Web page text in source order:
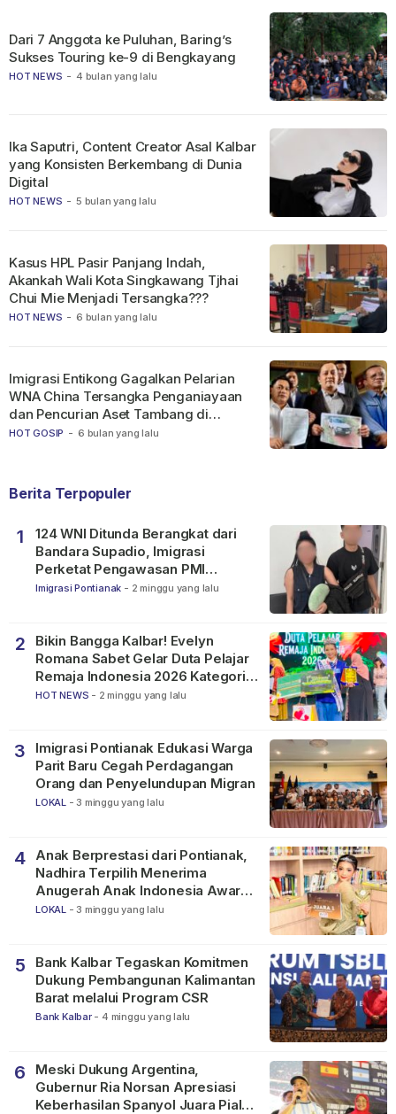
HOT NEWS - 4 bulan yang lalu
Dari 7 Anggota ke Puluhan, Baring’s
Sukses Touring ke-9 di Bengkayang
HOT NEWS - 5 bulan yang lalu
Ika Saputri, Content Creator Asal Kalbar
yang Konsisten Berkembang di Dunia
Digital
HOT NEWS - 6 bulan yang lalu
Kasus HPL Pasir Panjang Indah,
Akankah Wali Kota Singkawang Tjhai
Chui Mie Menjadi Tersangka???
HOT GOSIP - 6 bulan yang lalu
Imigrasi Entikong Gagalkan Pelarian
WNA China Tersangka Penganiayaan
dan Pencurian Aset Tambang di
Ketapang
Berita Terpopuler
1
124 WNI Ditunda Berangkat dari
Bandara Supadio, Imigrasi
Perketat Pengawasan PMI
Nonprosedural
Imigrasi Pontianak - 2 minggu yang lalu
2
Bikin Bangga Kalbar! Evelyn
Romana Sabet Gelar Duta Pelajar
Remaja Indonesia 2026 Kategori
SMP
HOT NEWS - 2 minggu yang lalu
3
Imigrasi Pontianak Edukasi Warga
Parit Baru Cegah Perdagangan
Orang dan Penyelundupan Migran
LOKAL - 3 minggu yang lalu
4
Anak Berprestasi dari Pontianak,
Nadhira Terpilih Menerima
Anugerah Anak Indonesia Awards
2026
LOKAL - 3 minggu yang lalu
5
Bank Kalbar Tegaskan Komitmen
Dukung Pembangunan Kalimantan
Barat melalui Program CSR
Bank Kalbar - 4 minggu yang lalu
6
Meski Dukung Argentina,
Gubernur Ria Norsan Apresiasi
Keberhasilan Spanyol Juara Piala